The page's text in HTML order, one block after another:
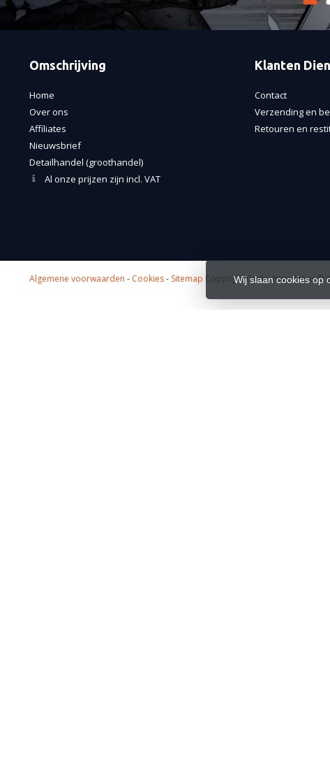
Omschrijving
Home
Over ons
Affiliates
Nieuwsbrief
Detailhandel (groothandel)
Al onze prijzen zijn incl. VAT
Klanten
Contact
Verzending en
Retouren en
Wij slaan cookies op
Algemene voorwaarden - Cookies- Sitemap Copyright Otaku Ninja Hero ©